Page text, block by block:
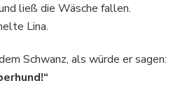
ließ die Wäsche fallen.
Lina.
Schwanz, als würde er sagen: